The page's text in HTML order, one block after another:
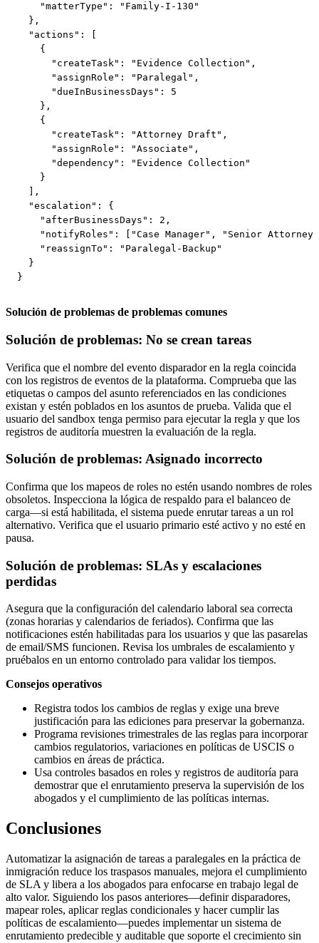
    "matterType": "Family-I-130"
  },
  "actions": [
    {
      "createTask": "Evidence Collection",
      "assignRole": "Paralegal",
      "dueInBusinessDays": 5
    },
    {
      "createTask": "Attorney Draft",
      "assignRole": "Associate",
      "dependency": "Evidence Collection"
    }
  ],
  "escalation": {
    "afterBusinessDays": 2,
"notifyRoles": ["Case Manager", "Senior
    "reassignTo": "Paralegal-Backup"
  }
}
Solución de problemas de problemas comunes
Solución de problemas: No se crean tareas
Verifica que el nombre del evento disparador en la regla coincida
con los registros de eventos de la plataforma. Comprueba que las
etiquetas o campos del asunto referenciados en las condiciones
existan y estén poblados en los asuntos de prueba. Valida que el
usuario del sandbox tenga permiso para ejecutar la regla y que los
registros de auditoría muestren la evaluación de la regla.
Solución de problemas: Asignado incorrecto
Confirma que los mapeos de roles no estén usando nombres de roles
obsoletos. Inspecciona la lógica de respaldo para el balanceo de
carga—si está habilitada, el sistema puede enrutar tareas a un rol
alternativo. Verifica que el usuario primario esté activo y no esté en
pausa.
Solución de problemas: SLAs y escalaciones
perdidas
Asegura que la configuración del calendario laboral sea correcta
(zonas horarias y calendarios de feriados). Confirma que las
notificaciones estén habilitadas para los usuarios y que las pasarelas
de email/SMS funcionen. Revisa los umbrales de escalamiento y
pruébalos en un entorno controlado para validar los tiempos.
Consejos operativos
Registra todos los cambios de reglas y exige una breve
justificación para las ediciones para preservar la gobernanza.
Programa revisiones trimestrales de las reglas para incorporar
cambios regulatorios, variaciones en políticas de USCIS o
cambios en áreas de práctica.
Usa controles basados en roles y registros de auditoría para
demostrar que el enrutamiento preserva la supervisión de los
abogados y el cumplimiento de las políticas internas.
Conclusiones
Automatizar la asignación de tareas a paralegales en la práctica de
inmigración reduce los traspasos manuales, mejora el cumplimiento
de SLA y libera a los abogados para enfocarse en trabajo legal de
alto valor. Siguiendo los pasos anteriores—definir disparadores,
mapear roles, aplicar reglas condicionales y hacer cumplir las
políticas de escalamiento—puedes implementar un sistema de
enrutamiento predecible y auditable que soporte el crecimiento sin